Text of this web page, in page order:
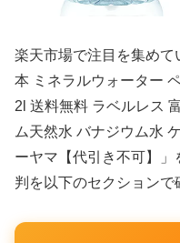
楽天市場で注目を集めて
本 ミネラルウォーター
2l 送料無料 ラベルレス
ム天然水 バナジウム水
ーヤマ【代引き不可】
判を以下のセクションで